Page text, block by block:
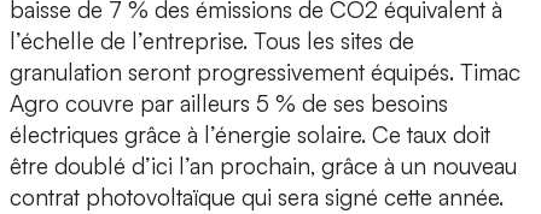
baisse de 7 % des émissions de CO2 équivalent à
l’échelle de l’entreprise. Tous les sites de
granulation seront progressivement équipés. Timac
Agro couvre par ailleurs 5 % de ses besoins
électriques grâce à l’énergie solaire. Ce taux doit
être doublé d’ici l’an prochain, grâce à un nouveau
contrat photovoltaïque qui sera signé cette année.